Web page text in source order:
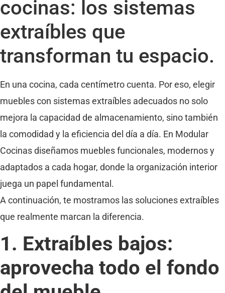
cocinas: los sistemas
extraíbles que
transforman tu espacio.
En una cocina, cada centímetro cuenta. Por eso, elegir
muebles con sistemas extraíbles adecuados no solo
mejora la capacidad de almacenamiento, sino también
la comodidad y la eficiencia del día a día. En Modular
Cocinas diseñamos muebles funcionales, modernos y
adaptados a cada hogar, donde la organización interior
juega un papel fundamental.
A continuación, te mostramos las soluciones extraíbles
que realmente marcan la diferencia.
1. Extraíbles bajos:
aprovecha todo el fondo